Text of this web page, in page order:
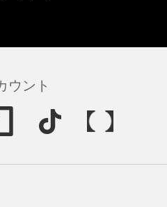
ウント